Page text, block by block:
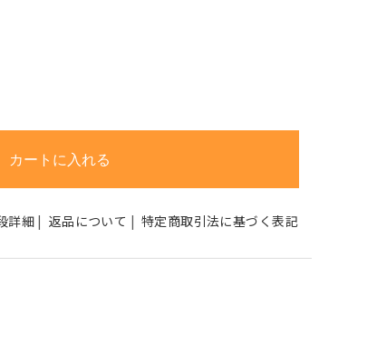
カートに入れる
詳細 | 返品について | 特定商取引法に基づく表記